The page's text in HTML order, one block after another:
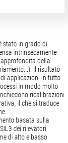
stato in grado di
intrinsecamente
della
Il risultato
applicazioni in tutto
in modo molto
ricalibrazioni
il che si traduce
basata sulla
dei rilevatori
di alto e basso